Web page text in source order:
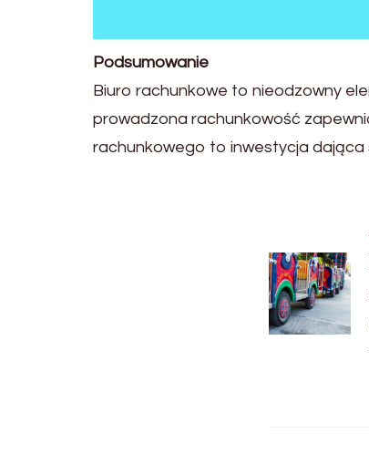
Podsumowanie
Biuro rachunkowe to nieodzowny
prowadzona rachunkowość
rachunkowego to inwestycja dająca